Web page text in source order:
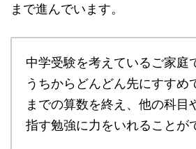
まで進んでいます。
中学受験を考えているご家庭
うちからどんどん先にすすめ
までの算数を終え、他の科目
指す勉強に力をいれることが